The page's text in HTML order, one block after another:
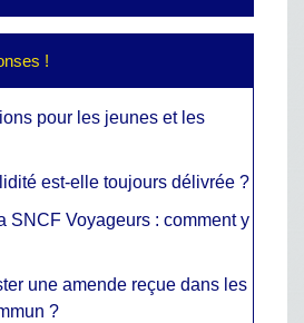
!
pour les jeunes et les
est-elle toujours délivrée ?
SNCF Voyageurs : comment y
une amende reçue dans les
?